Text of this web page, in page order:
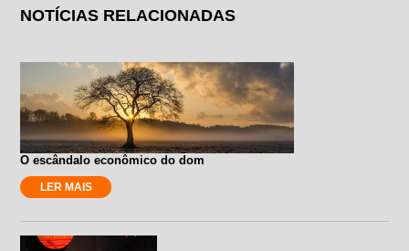
NOTÍCIAS RELACIONADAS
O escândalo econômico do dom
LER MAIS